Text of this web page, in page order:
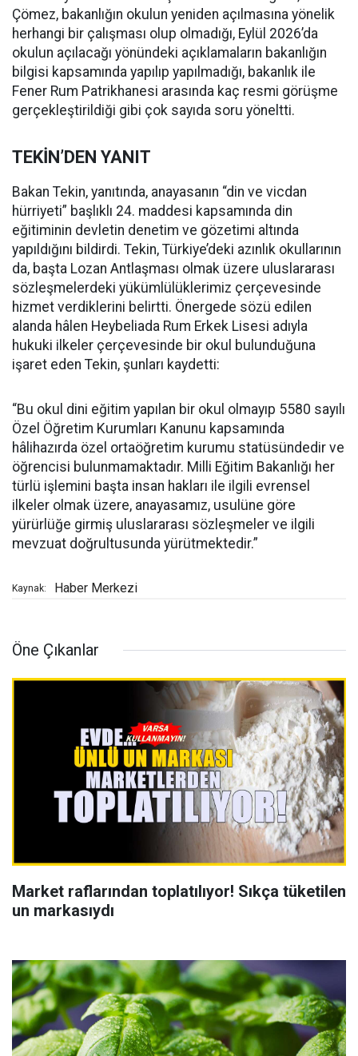
Çömez, bakanlığın okulun yeniden açılmasına yönelik
herhangi bir çalışması olup olmadığı, Eylül 2026’da
okulun açılacağı yönündeki açıklamaların bakanlığın
bilgisi kapsamında yapılıp yapılmadığı, bakanlık ile
Fener Rum Patrikhanesi arasında kaç resmi görüşme
gerçekleştirildiği gibi çok sayıda soru yöneltti.
TEKİN’DEN YANIT
Bakan Tekin, yanıtında, anayasanın “din ve vicdan
hürriyeti” başlıklı 24. maddesi kapsamında din
eğitiminin devletin denetim ve gözetimi altında
yapıldığını bildirdi. Tekin, Türkiye’deki azınlık okullarının
da, başta Lozan Antlaşması olmak üzere uluslararası
sözleşmelerdeki yükümlülüklerimiz çerçevesinde
hizmet verdiklerini belirtti. Önergede sözü edilen
alanda hâlen Heybeliada Rum Erkek Lisesi adıyla
hukuki ilkeler çerçevesinde bir okul bulunduğuna
işaret eden Tekin, şunları kaydetti:
“Bu okul dini eğitim yapılan bir okul olmayıp 5580 sayılı
Özel Öğretim Kurumları Kanunu kapsamında
hâlihazırda özel ortaöğretim kurumu statüsündedir ve
öğrencisi bulunmamaktadır. Milli Eğitim Bakanlığı her
türlü işlemini başta insan hakları ile ilgili evrensel
ilkeler olmak üzere, anayasamız, usulüne göre
yürürlüğe girmiş uluslararası sözleşmeler ve ilgili
mevzuat doğrultusunda yürütmektedir.”
Kaynak: Haber Merkezi
Öne Çıkanlar
Market raflarından toplatılıyor! Sıkça tüketilen
un markasıydı